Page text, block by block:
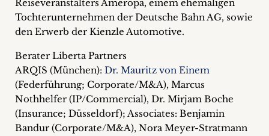
Reiseveranstalters Ameropa, einem ehemaligen
Tochterunternehmen der Deutsche Bahn AG, sowie
den Erwerb der Kienzle Automotive.
Berater Liberta Partners
ARQIS (München): Dr. Mauritz von Einem
(Federführung; Corporate/M&A), Marcus
Nothhelfer (IP/Commercial), Dr. Mirjam Boche
(Insurance; Düsseldorf); Associates: Benjamin
Bandur (Corporate/M&A), Nora Meyer-Stratmann